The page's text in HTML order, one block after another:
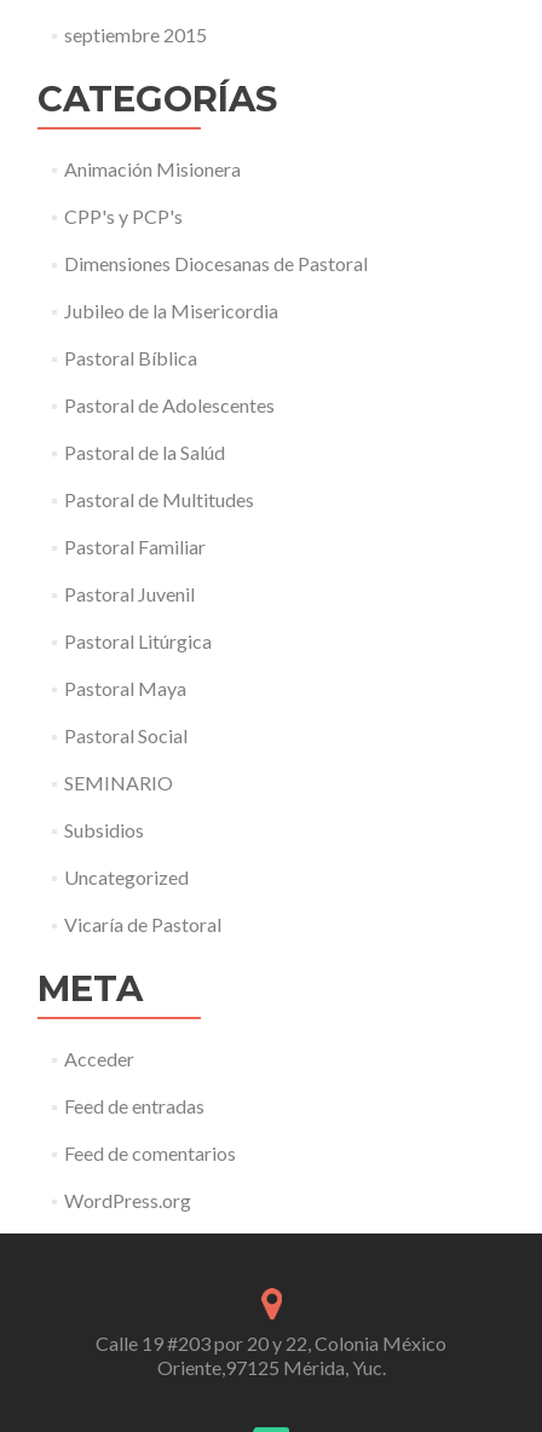
septiembre 2015
CATEGORÍAS
Animación Misionera
CPP's y PCP's
Dimensiones Diocesanas de Pastoral
Jubileo de la Misericordia
Pastoral Bíblica
Pastoral de Adolescentes
Pastoral de la Salúd
Pastoral de Multitudes
Pastoral Familiar
Pastoral Juvenil
Pastoral Litúrgica
Pastoral Maya
Pastoral Social
SEMINARIO
Subsidios
Uncategorized
Vicaría de Pastoral
META
Acceder
Feed de entradas
Feed de comentarios
WordPress.org
Calle 19 #203 por 20 y 22, Colonia México
Oriente,97125 Mérida, Yuc.